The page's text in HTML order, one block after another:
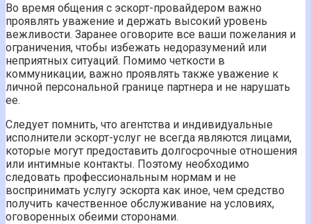
Во время общения с эскорт-провайдером важно
проявлять уважение и держать высокий уровень
вежливости. Заранее оговорите все ваши пожелания и
ограничения, чтобы избежать недоразумений или
неприятных ситуаций. Помимо четкости в
коммуникации, важно проявлять также уважение к
личной персональной границе партнера и не нарушать
ее.
Следует помнить, что агентства и индивидуальные
исполнители эскорт-услуг не всегда являются лицами,
которые могут предоставить долгосрочные отношения
или интимные контакты. Поэтому необходимо
следовать профессиональным нормам и не
воспринимать услугу эскорта как иное, чем средство
получить качественное обслуживание на условиях,
оговоренных обеими сторонами.